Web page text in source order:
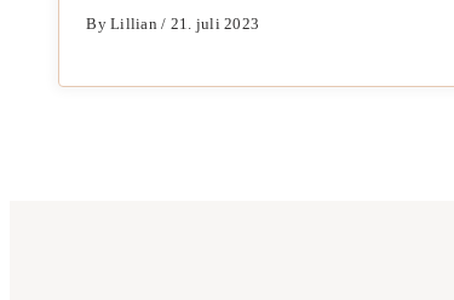
By Lillian / 21. juli 2023